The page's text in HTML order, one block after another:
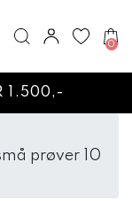
0
1.500,-
prøver 10